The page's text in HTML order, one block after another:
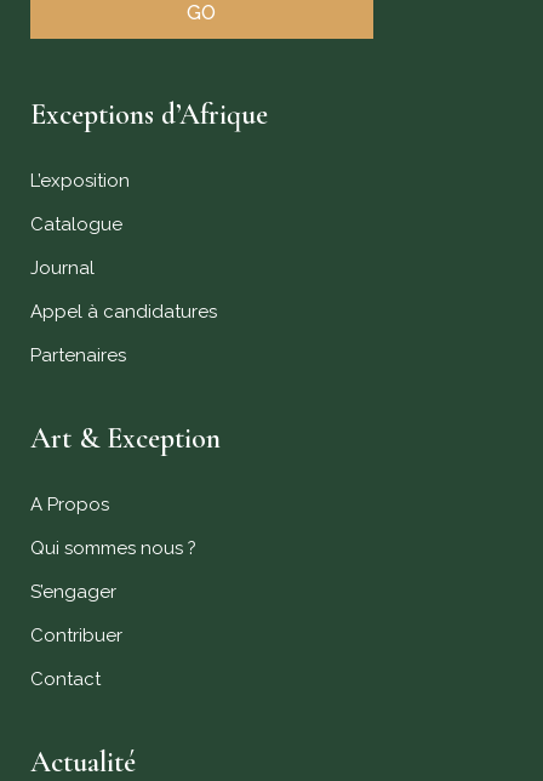
GO
Exceptions d’Afrique
L’exposition
Catalogue
Journal
Appel à candidatures
Partenaires
Art & Exception
A Propos
Qui sommes nous ?
S’engager
Contribuer
Contact
Actualité